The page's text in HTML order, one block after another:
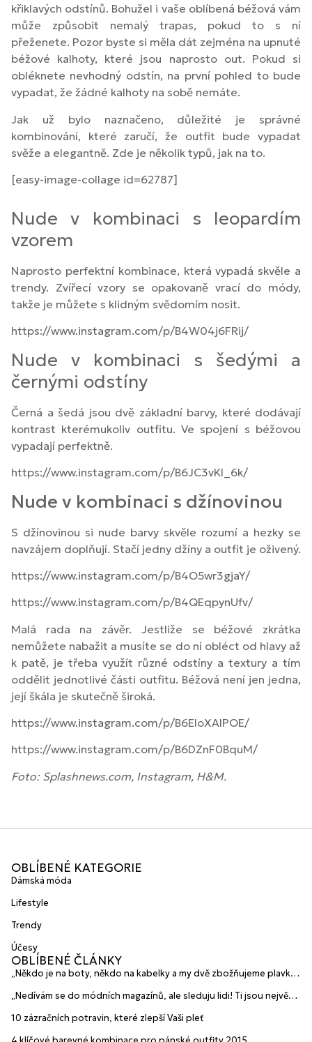
křiklavých odstínů. Bohužel i vaše oblíbená béžová vám
může způsobit nemalý trapas, pokud to s ní
přeženete. Pozor byste si měla dát zejména na upnuté
béžové kalhoty, které jsou naprosto out. Pokud si
obléknete nevhodný odstín, na první pohled to bude
vypadat, že žádné kalhoty na sobě nemáte.
Jak už bylo naznačeno, důležité je správné
kombinování, které zaručí, že outfit bude vypadat
svěže a elegantně. Zde je několik typů, jak na to.
[easy-image-collage id=62787]
Nude v kombinaci s leopardím
vzorem
Naprosto perfektní kombinace, která vypadá skvěle a
trendy. Zvířecí vzory se opakovaně vrací do módy,
takže je můžete s klidným svědomím nosit.
https://www.instagram.com/p/B4W04j6FRij/
Nude v kombinaci s šedými a
černými odstíny
Černá a šedá jsou dvě základní barvy, které dodávají
kontrast kterémukoliv outfitu. Ve spojení s béžovou
vypadají perfektně.
https://www.instagram.com/p/B6JC3vKl_6k/
Nude v kombinaci s džínovinou
S džínovinou si nude barvy skvěle rozumí a hezky se
navzájem doplňují. Stačí jedny džíny a outfit je oživený.
https://www.instagram.com/p/B4O5wr3gjaY/
https://www.instagram.com/p/B4QEqpynUfv/
Malá rada na závěr. Jestliže se béžové zkrátka
nemůžete nabažit a musíte se do ní obléct od hlavy až
k patě, je třeba využít různé odstíny a textury a tím
oddělit jednotlivé části outfitu. Béžová není jen jedna,
její škála je skutečně široká.
https://www.instagram.com/p/B6EIoXAIPOE/
https://www.instagram.com/p/B6DZnF0BquM/
Foto: Splashnews.com, Instagram, H&M.
OBLÍBENÉ KATEGORIE
Dámská móda
Lifestyle
Trendy
Účesy
OBLÍBENÉ ČLÁNKY
„Někdo je na boty, někdo na kabelky a my dvě zbožňujeme plavky“
HANAJANA Swimwear
„Nedívám se do módních magazínů, ale sleduju lidi! Ti jsou největší
10 zázračních potravin, které zlepší Vaši pleť